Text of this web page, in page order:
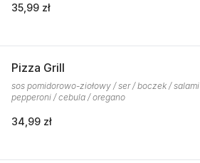
35,99 zł
Pizza Grill
sos pomidorowo-ziołowy / ser / boczek / salami
pepperoni / cebula / oregano
34,99 zł